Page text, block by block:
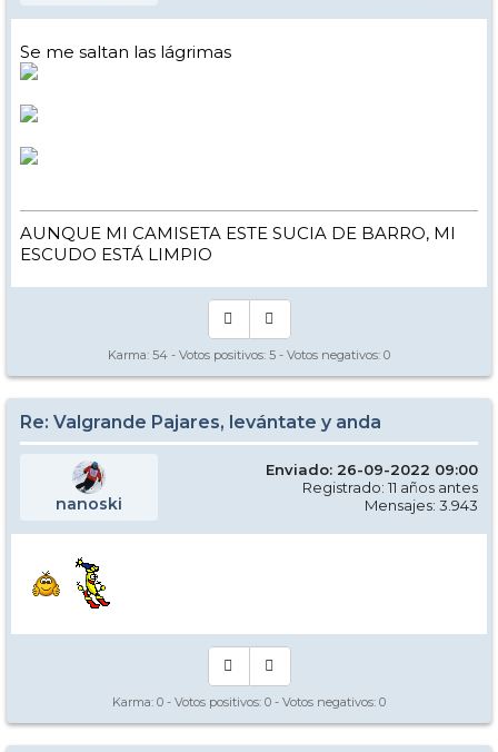
Se me saltan las lágrimas
AUNQUE MI CAMISETA ESTE SUCIA DE BARRO, MI
ESCUDO ESTÁ LIMPIO
Karma: 54 - Votos positivos: 5 - Votos negativos: 0
Re: Valgrande Pajares, levántate y anda
nanoski
Enviado: 26-09-2022 09:00
Registrado: 11 años antes
Mensajes: 3.943
Karma: 0 - Votos positivos: 0 - Votos negativos: 0